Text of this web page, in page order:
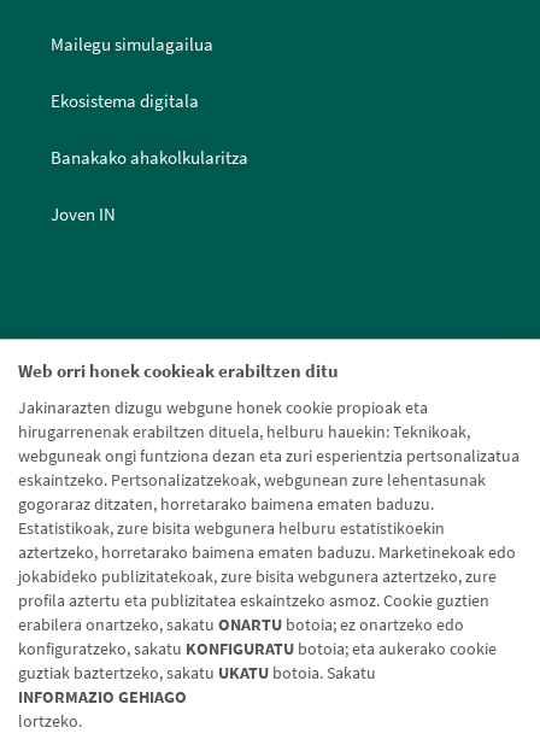
Web orri honek cookieak erabiltzen ditu
Jakinarazten dizugu webgune honek cookie propioak eta
hirugarrenenak erabiltzen dituela, helburu hauekin: Teknikoak,
webguneak ongi funtziona dezan eta zuri esperientzia pertsonalizatua
eskaintzeko. Pertsonalizatzekoak, webgunean zure lehentasunak
gogoraraz ditzaten, horretarako baimena ematen baduzu.
Estatistikoak, zure bisita webgunera helburu estatistikoekin
aztertzeko, horretarako baimena ematen baduzu. Marketinekoak edo
jokabideko publizitatekoak, zure bisita webgunera aztertzeko, zure
profila aztertu eta publizitatea eskaintzeko asmoz. Cookie guztien
erabilera onartzeko, sakatu ONARTU botoia; ez onartzeko edo
konfiguratzeko, sakatu KONFIGURATU botoia; eta aukerako cookie
guztiak baztertzeko, sakatu UKATU botoia. Sakatu
INFORMAZIO GEHIAGO
lortzeko.
Mailegu simulagailua
Ekosistema digitala
Banakako ahakolkularitza
Joven IN
Lege-oharra Cookien politika Datuen babesa